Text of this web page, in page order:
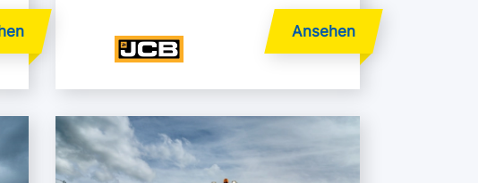
Mehr lesen